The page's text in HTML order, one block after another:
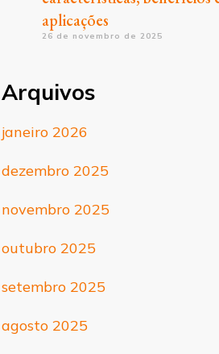
aplicações
26 de novembro de 2025
Arquivos
janeiro 2026
dezembro 2025
novembro 2025
outubro 2025
setembro 2025
agosto 2025